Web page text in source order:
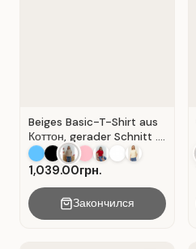
Beiges Basic-T-Shirt aus
Коттон, gerader Schnitt .
Beige.
1,039.00грн.
Закончился